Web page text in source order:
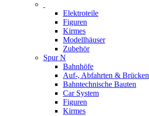
Elektroteile
Figuren
Kirmes
Modellhäuser
Zubehör
Spur N
Bahnhöfe
Auf-, Abfahrten & Brücken
Bahntechnische Bauten
Car System
Figuren
Kirmes